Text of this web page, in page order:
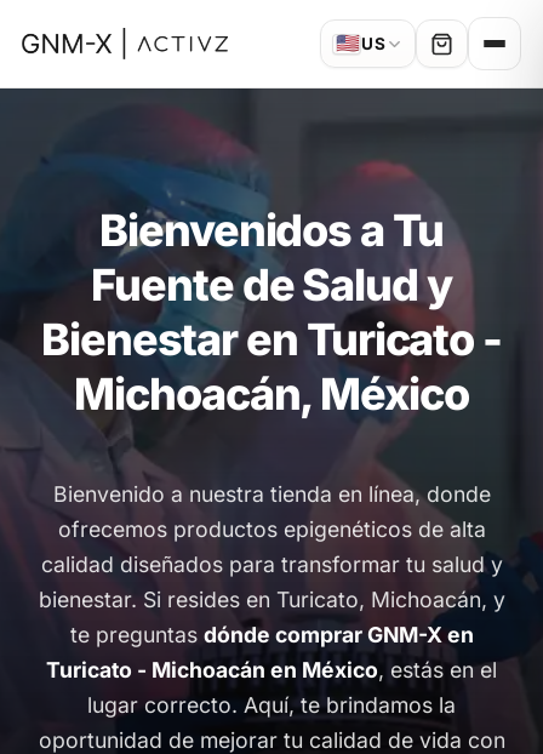
🇺🇸US
Bienvenidos a Tu
Fuente de Salud y
Bienestar en Turicato -
Michoacán, México
Bienvenido a nuestra tienda en línea, donde
ofrecemos productos epigenéticos de alta
calidad diseñados para transformar tu salud y
bienestar. Si resides en Turicato, Michoacán, y
te preguntas dónde comprar GNM-X en
Turicato - Michoacán en México, estás en el
lugar correcto. Aquí, te brindamos la
oportunidad de mejorar tu calidad de vida con